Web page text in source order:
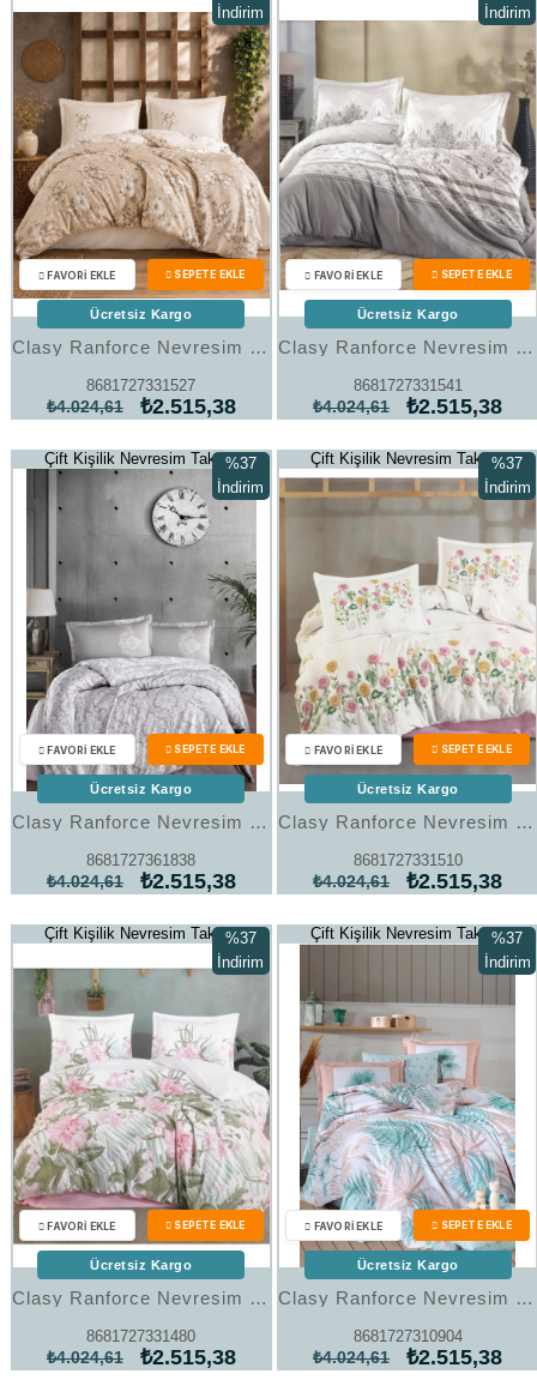
Clasy Ranforce Nevresim Takımı Çift Kişilik Roza V1 Bej
8681727331527
₺2.515,38
₺4.024,61
İndirim
%37İndirim
Ücretsiz Kargo
Clasy Ranforce Nevresim Takımı Çift Kişilik Vinta V1 Gri
8681727331541
₺2.515,38
₺4.024,61
İndirim
Ücretsiz Kargo
Çift Kişilik Nevresim Takımı
Clasy Ranforce Nevresim Takımı Çift Kişilik Toledo V1 Bej
8681727361838
₺2.515,38
₺4.024,61
%37
İndirim
%37İndirim
Ücretsiz Kargo
Çift Kişilik Nevresim Takımı
Clasy Ranforce Nevresim Takımı Çift Kişilik Roselin V1 Pembe
8681727331510
₺2.515,38
₺4.024,61
%37
İndirim
Ücretsiz Kargo
Çift Kişilik Nevresim Takımı
Clasy Ranforce Nevresim Takımı Çift Kişilik Forest V1 Pembe
8681727331480
₺2.515,38
₺4.024,61
%37
İndirim
Ücretsiz Kargo
Çift Kişilik Nevresim Takımı
Clasy Ranforce Nevresim Takımı Çift Kişilik Sone V1 Mint
8681727310904
₺2.515,38
₺4.024,61
%37
İndirim
Ücretsiz Kargo